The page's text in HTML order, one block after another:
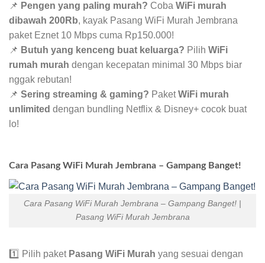
📌 Pengen yang paling murah? Coba WiFi murah
dibawah 200Rb, kayak Pasang WiFi Murah Jembrana
paket Eznet 10 Mbps cuma Rp150.000!
📌 Butuh yang kenceng buat keluarga? Pilih WiFi
rumah murah dengan kecepatan minimal 30 Mbps biar
nggak rebutan!
📌 Sering streaming & gaming? PaketWiFi murah
unlimited dengan bundling Netflix & Disney+ cocok buat
lo!
Cara Pasang WiFi Murah Jembrana – Gampang Banget!
Cara Pasang WiFi Murah Jembrana – Gampang Banget! |
Pasang WiFi Murah Jembrana
1️⃣ Pilih paket Pasang WiFi Murah yang sesuai dengan